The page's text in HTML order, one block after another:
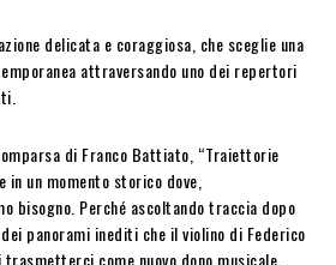
delicata e coraggiosa, che sceglie una
attraversando uno dei repertori
di Franco Battiato, “Traiettorie
un momento storico dove,
bisogno. Perché ascoltando traccia dopo
panorami inediti che il violino di Federico
come nuovo dono musicale.